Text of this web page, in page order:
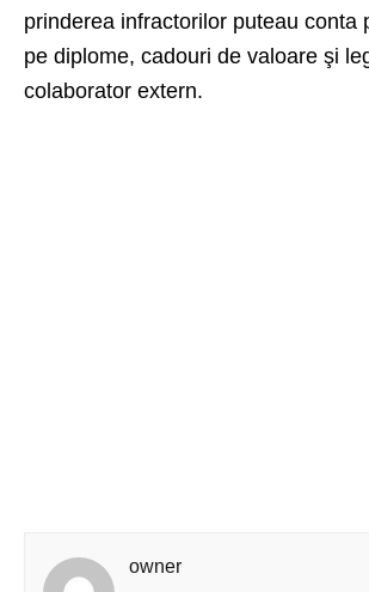
prinderea infractorilor puteau conta
pe diplome, cadouri de valoare şi
colaborator extern.
owner